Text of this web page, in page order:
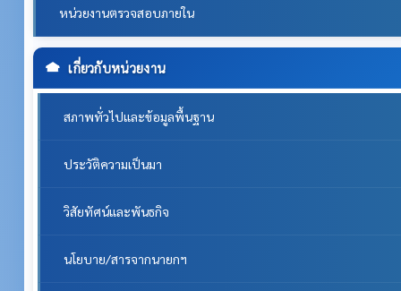
หน่วยงานตรวจสอบภายใน
เกี่ยวกับหน่วยงาน
สภาพทั่วไปและข้อมูลพื้นฐาน
ประวัติความเป็นมา
วิสัยทัศน์และพันธกิจ
นโยบาย/สารจากนายกฯ